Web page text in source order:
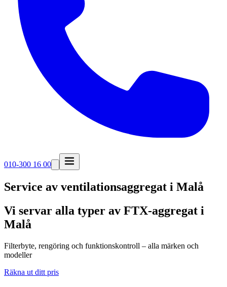
010-300 16 00
Service av ventilationsaggregat i Malå
Vi servar alla typer av FTX-aggregat i
Malå
Filterbyte, rengöring och funktionskontroll – alla märken och
modeller
Räkna ut ditt pris